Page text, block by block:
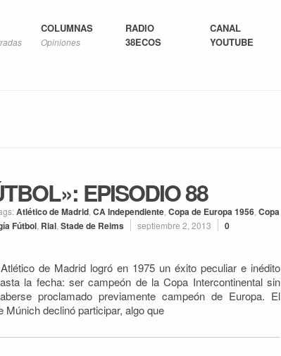
COLUMNAS
Opiniones
RADIO
38ECOS
CANAL
YOUTUBE
EPISODIO 88
Atlético de Madrid, CA Independiente, Copa de Europa 1956, Copa
Fútbol, Rial, Stade de Reims septiembre 2, 2013
0
de Madrid logró en 1975 un éxito peculiar e inédito
la fecha: ser campeón de la Copa Intercontinental sin
proclamado previamente campeón de Europa. El
Múnich declinó participar, algo que